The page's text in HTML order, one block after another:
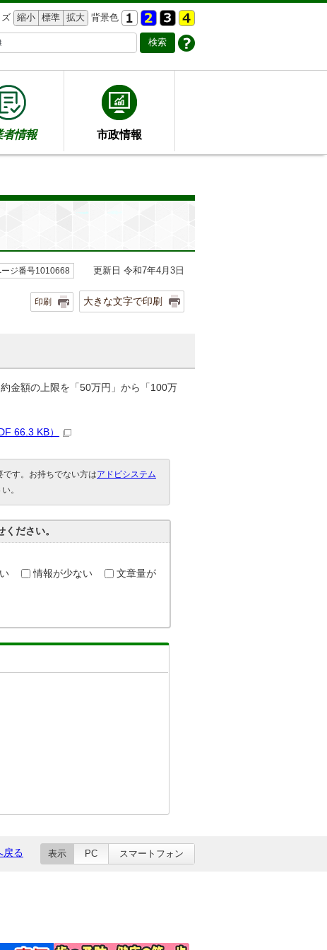
縮小 標準 拡大 背景色
者情報 市政情報
ージ番号1010668 更新日 令和7年4月3日
印刷 大きな文字で印刷
金額の上限を「50万円」から「100万
66.3 KB）
す。お持ちでない方はアドビシステム
。
ださい。
情報が少ない
文章量が
戻る 表示 PC スマートフォン